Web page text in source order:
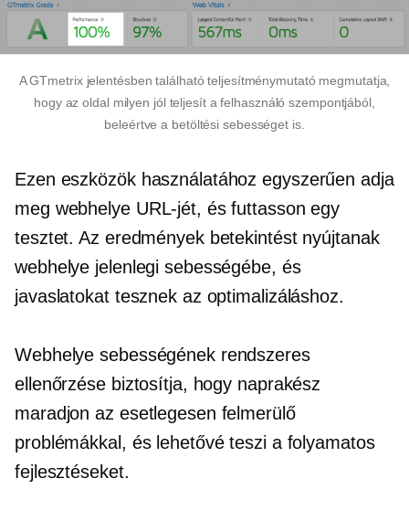
A GTmetrix jelentésben található teljesítménymutató megmutatja,
hogy az oldal milyen jól teljesít a felhasználó szempontjából,
beleértve a betöltési sebességet is.
Ezen eszközök használatához egyszerűen adja
meg webhelye URL-jét, és futtasson egy
tesztet. Az eredmények betekintést nyújtanak
webhelye jelenlegi sebességébe, és
javaslatokat tesznek az optimalizáláshoz.
Webhelye sebességének rendszeres
ellenőrzése biztosítja, hogy naprakész
maradjon az esetlegesen felmerülő
problémákkal, és lehetővé teszi a folyamatos
fejlesztéseket.